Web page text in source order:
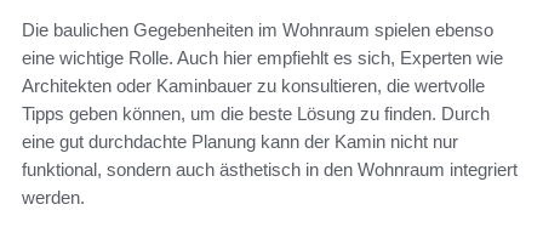
Die baulichen Gegebenheiten im Wohnraum spielen ebenso
eine wichtige Rolle. Auch hier empfiehlt es sich, Experten wie
Architekten oder Kaminbauer zu konsultieren, die wertvolle
Tipps geben können, um die beste Lösung zu finden. Durch
eine gut durchdachte Planung kann der Kamin nicht nur
funktional, sondern auch ästhetisch in den Wohnraum integriert
werden.